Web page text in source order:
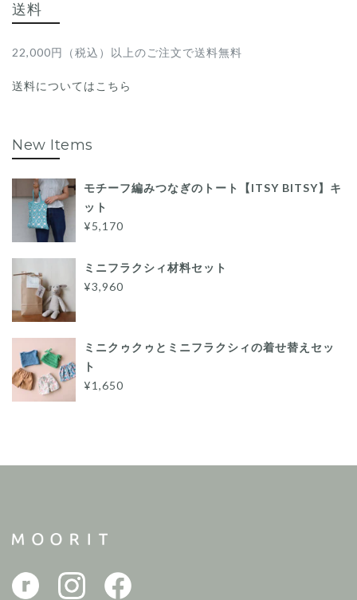
送料
22,000円（税込）以上のご注文で送料無料
送料についてはこちら
New Items
モチーフ編みつなぎのトート【ITSY BITSY】キ
ット
¥5,170
ミニフラクシィ材料セット
¥3,960
ミニクゥクゥとミニフラクシィの着せ替えセッ
ト
¥1,650